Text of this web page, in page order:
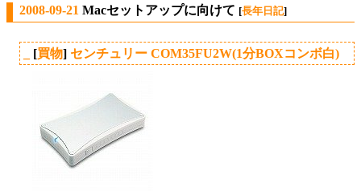
2008-09-21 Macセットアップに向けて [長年日記]
[買物] センチュリー COM35FU2W(1分BOXコンボ白)